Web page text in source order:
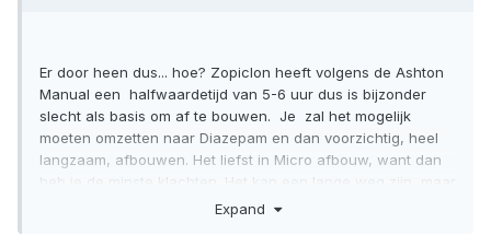
Er door heen dus... hoe? Zopiclon heeft volgens de Ashton
Manual een halfwaardetijd van 5-6 uur dus is bijzonder
slecht als basis om af te bouwen. Je zal het mogelijk
moeten omzetten naar Diazepam en dan voorzichtig, heel
langzaam, afbouwen. Het liefst in Micro afbouw, want dan
heb je de minste klachten. Het kan een lange weg zijn, maar
Expand